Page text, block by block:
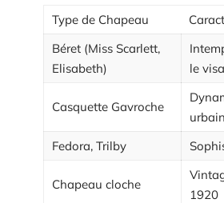
Type de Chapeau
Béret (Miss Scarlett,
Elisabeth)
le
Casquette Gavroche
urbain
Fedora, Trilby
Chapeau cloche
1920